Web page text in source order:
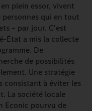
plein essor, vivent
qui en tout
– par jour. C'est
État a mis la collecte
De
de possibilités
Une stratégie
consistant à éviter les
La société locale
Econic pourvu de